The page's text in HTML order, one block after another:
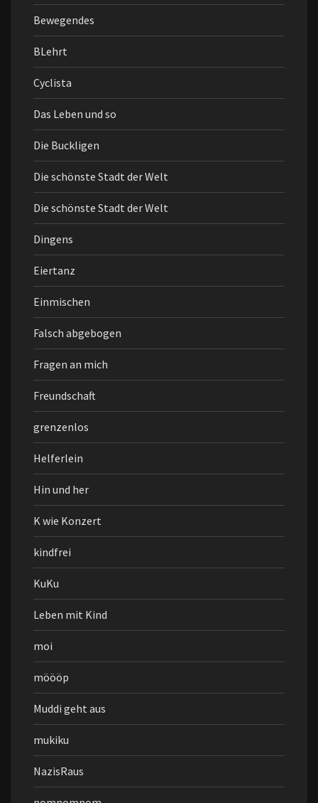
Bewegendes
BLehrt
Cyclista
Das Leben und so
Die Buckligen
Die schönste Stadt der Welt
Die schönste Stadt der Welt
Dingens
Eiertanz
Einmischen
Falsch abgebogen
Fragen an mich
Freundschaft
grenzenlos
Helferlein
Hin und her
K wie Konzert
kindfrei
KuKu
Leben mit Kind
moi
möööp
Muddi geht aus
mukiku
NazisRaus